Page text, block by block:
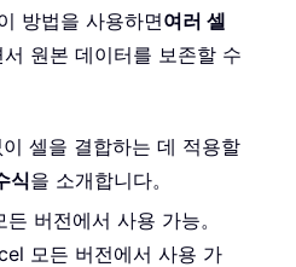
방법을 사용하면여러 셀
서 원본 데이터를 보존할 수
셀을 결합하는 데 적용할
식을 소개합니다。
버전에서 사용 가능。
모든 버전에서 사용 가